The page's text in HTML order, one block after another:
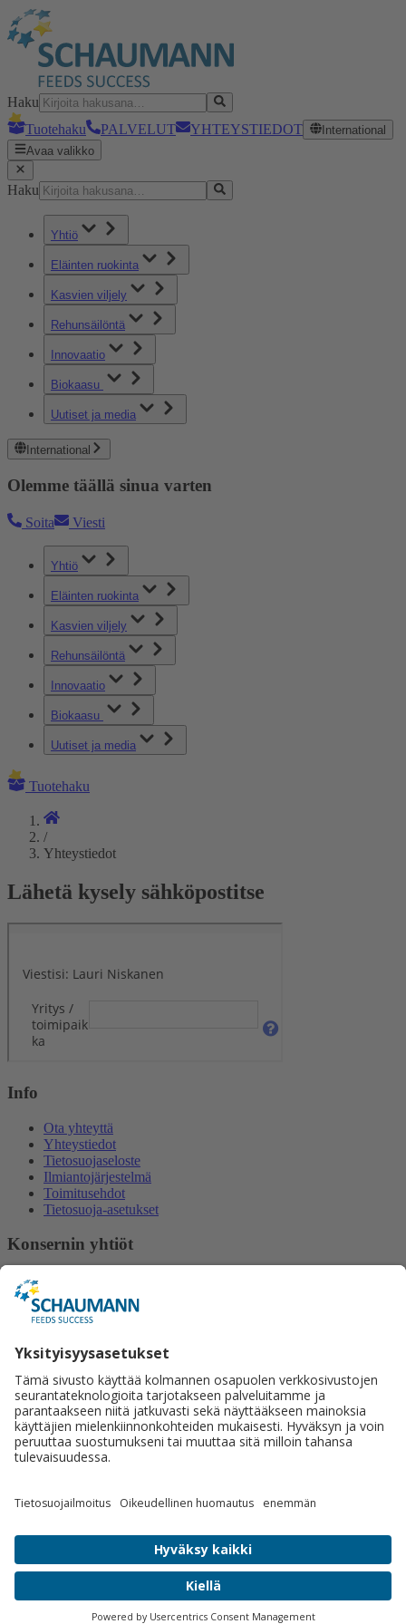
Haku
Tuotehaku
PALVELUT YHTEYSTIEDOT
International
Avaa valikko
Haku
Yhtiö
Eläinten ruokinta
Kasvien viljely
Rehunsäilöntä
Innovaatio
Biokaasu
Uutiset ja media
International
Olemme täällä sinua varten
Soita Viesti
Yhtiö
Eläinten ruokinta
Kasvien viljely
Rehunsäilöntä
Innovaatio
Biokaasu
Uutiset ja media
Tuotehaku
/
Yhteystiedot
Lähetä kysely sähköpostitse
Info
Ota yhteyttä
Yhteystiedot
Tietosuojaseloste
Ilmiantojärjestelmä
Toimitusehdot
Tietosuoja-asetukset
Konsernin yhtiöt
ISF Schauman Forschung
Lactosan
Ligrana
Schaumann BioEnergy
Schaumann Stiftung
Tilco-Alginure
Yhteystiedot
Schaumann Finland Oy
Satulasepänkatu 12
+358 50 462 2877
Lähetä viesti.
© 2026 Schaumann Finland Oy